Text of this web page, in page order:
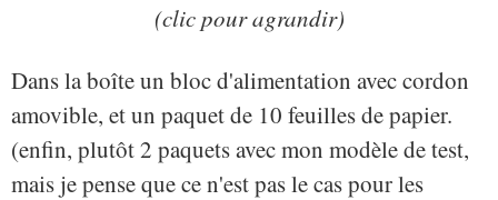
(clic pour agrandir)
Dans la boîte un bloc d'alimentation avec cordon
amovible, et un paquet de 10 feuilles de papier.
(enfin, plutôt 2 paquets avec mon modèle de test,
mais je pense que ce n'est pas le cas pour les